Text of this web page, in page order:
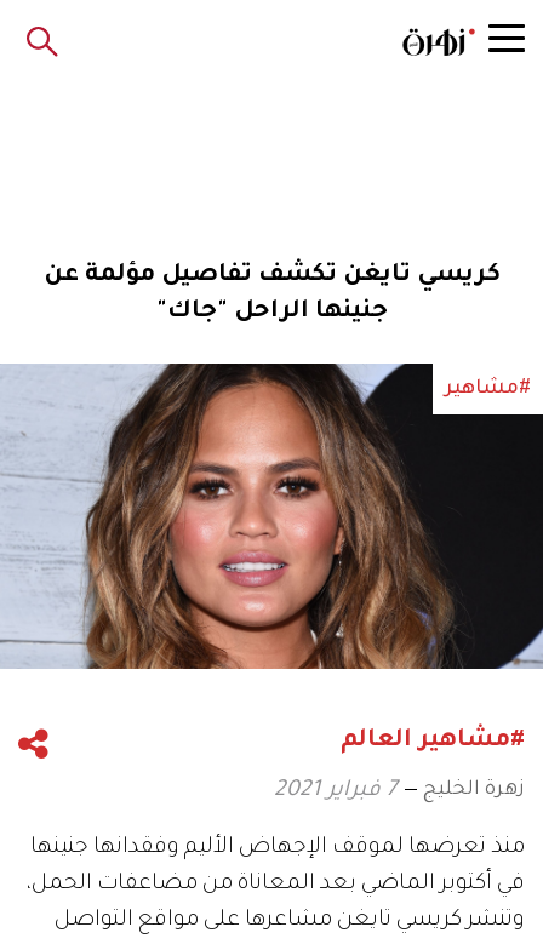
كريسي تايغن تكشف تفاصيل مؤلمة عن
جنينها الراحل "جاك"
#مشاهير
#مشاهير العالم
زهرة الخليج 7 فبراير 2021
منذ تعرضها لموقف الإجهاض الأليم وفقدانها جنينها
في أكتوبر الماضي بعد المعاناة من مضاعفات الحمل،
وتنشر كريسي تايغن مشاعرها على مواقع التواصل